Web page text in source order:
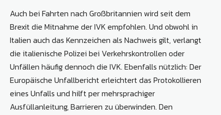
Auch bei Fahrten nach Großbritannien wird seit dem
Brexit die Mitnahme der IVK empfohlen. Und obwohl in
Italien auch das Kennzeichen als Nachweis gilt, verlangt
die italienische Polizei bei Verkehrskontrollen oder
Unfällen häufig dennoch die IVK. Ebenfalls nützlich: Der
Europäische Unfallbericht erleichtert das Protokollieren
eines Unfalls und hilft per mehrsprachiger
Ausfüllanleitung, Barrieren zu überwinden. Den